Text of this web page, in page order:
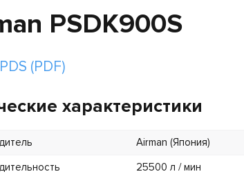
PSDK900S
(PDF)
характеристики
Airman (Япония)
25500 л / мин